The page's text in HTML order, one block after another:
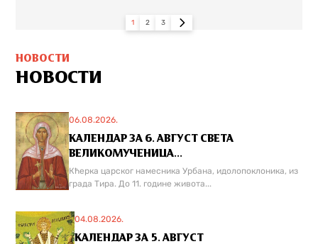
1 2 3
НОВОСТИ
НОВОСТИ
06.08.2026.
КАЛЕНДАР ЗА 6. АВГУСТ СВЕТА
ВЕЛИКОМУЧЕНИЦА...
Кћерка царског намесника Урбана, идолопоклоника, из
града Тира. До 11. године живота...
04.08.2026.
КАЛЕНДАР ЗА 5. АВГУСТ